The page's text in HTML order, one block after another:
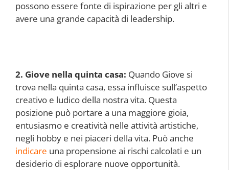
possono essere fonte di ispirazione per gli altri e
avere una grande capacità di leadership.
2. Giove nella quinta casa: Quando Giove si
trova nella quinta casa, essa influisce sull’aspetto
creativo e ludico della nostra vita. Questa
posizione può portare a una maggiore gioia,
entusiasmo e creatività nelle attività artistiche,
negli hobby e nei piaceri della vita. Può anche
indicare una propensione ai rischi calcolati e un
desiderio di esplorare nuove opportunità.